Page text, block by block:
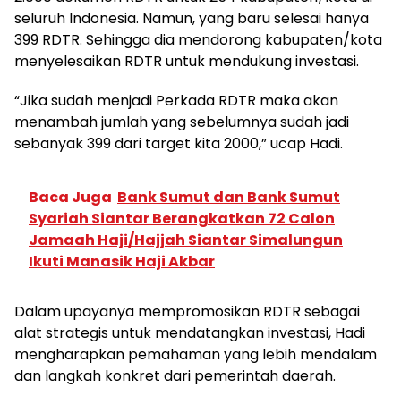
seluruh Indonesia. Namun, yang baru selesai hanya
399 RDTR. Sehingga dia mendorong kabupaten/kota
menyelesaikan RDTR untuk mendukung investasi.
“Jika sudah menjadi Perkada RDTR maka akan
menambah jumlah yang sebelumnya sudah jadi
sebanyak 399 dari target kita 2000,” ucap Hadi.
Baca Juga Bank Sumut dan Bank Sumut
Syariah Siantar Berangkatkan 72 Calon
Jamaah Haji/Hajjah Siantar Simalungun
Ikuti Manasik Haji Akbar
Dalam upayanya mempromosikan RDTR sebagai
alat strategis untuk mendatangkan investasi, Hadi
mengharapkan pemahaman yang lebih mendalam
dan langkah konkret dari pemerintah daerah.